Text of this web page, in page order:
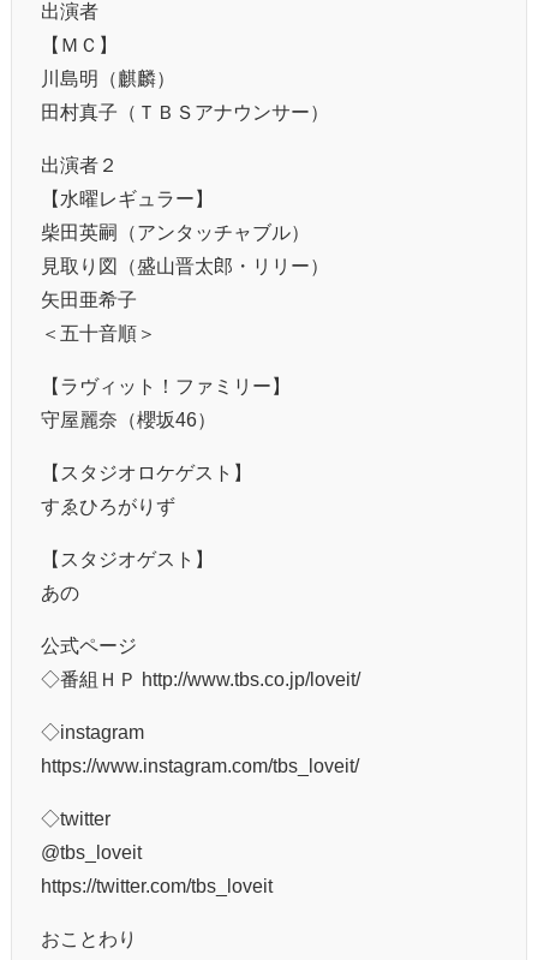
出演者
【ＭＣ】
川島明（麒麟）
田村真子（ＴＢＳアナウンサー）
出演者２
【水曜レギュラー】
柴田英嗣（アンタッチャブル）
見取り図（盛山晋太郎・リリー）
矢田亜希子
＜五十音順＞
【ラヴィット！ファミリー】
守屋麗奈（櫻坂46）
【スタジオロケゲスト】
すゑひろがりず
【スタジオゲスト】
あの
公式ページ
◇番組ＨＰ http://www.tbs.co.jp/loveit/
◇instagram
https://www.instagram.com/tbs_loveit/
◇twitter
@tbs_loveit
https://twitter.com/tbs_loveit
おことわり